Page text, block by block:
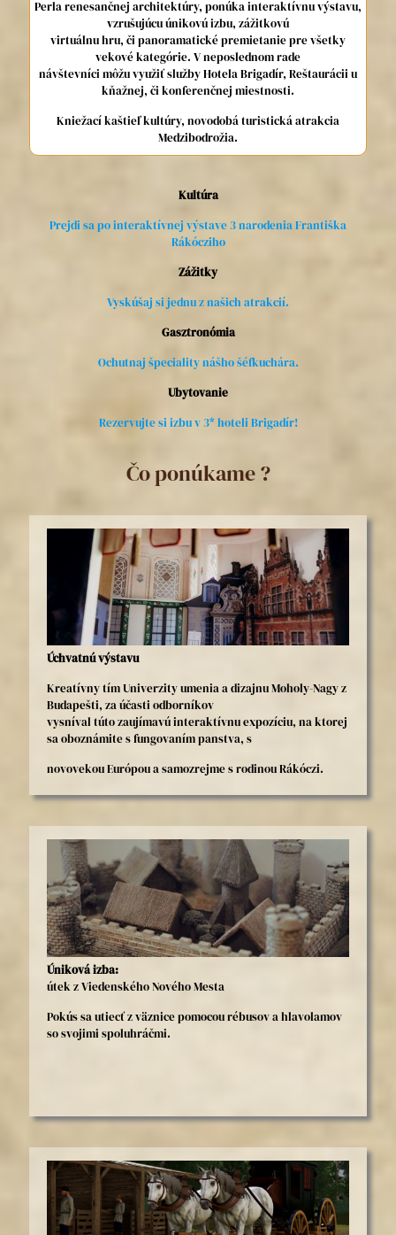
Perla renesančnej architektúry, ponúka interaktívnu výstavu,
vzrušujúcu únikovú izbu, zážitkovú
virtuálnu hru, či panoramatické premietanie pre všetky
vekové kategórie. V neposlednom rade
návštevníci môžu využiť služby Hotela Brigadír, Reštaurácii u
kňažnej, či konferenčnej miestnosti.
Kniežací kaštieľ kultúry, novodobá turistická atrakcia
Medzibodrožia.
Kultúra
Prejdi sa po interaktívnej výstave 3 narodenia Františka
Rákócziho
Zážitky
Vyskúšaj si jednu z našich atrakcií.
Gasztronómia
Ochutnaj špeciality nášho šéfkuchára.
Ubytovanie
Rezervujte si izbu v 3* hoteli Brigadír!
Čo ponúkame ?
Úchvatnú výstavu
Kreatívny tím Univerzity umenia a dizajnu Moholy-Nagy z
Budapešti, za účasti odborníkov
vysníval túto zaujímavú interaktívnu expozíciu, na ktorej
sa oboznámite s fungovaním panstva, s
novovekou Európou a samozrejme s rodinou Rákóczi.
Úniková izba:
útek z Viedenského Nového Mesta
Pokús sa utiecť z väznice pomocou rébusov a hlavolamov
so svojimi spoluhráčmi.